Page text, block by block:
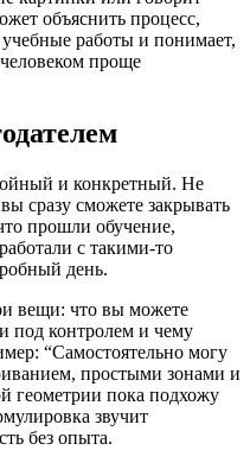
объяснить процесс,
работы и понимает,
проще
и конкретный. Не
сразу сможете закрывать
прошли обучение,
с такими-то
день.
вещи: что вы можете
под контролем и чему
“Самостоятельно могу
простыми зонами и
геометрии пока подхожу
звучит
без опыта.